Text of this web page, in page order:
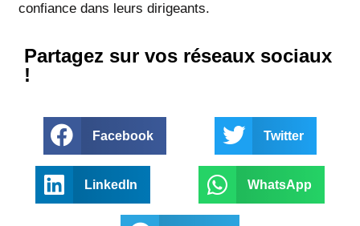
confiance dans leurs dirigeants.
Partagez sur vos réseaux sociaux
!
Facebook Twitter
LinkedIn WhatsApp